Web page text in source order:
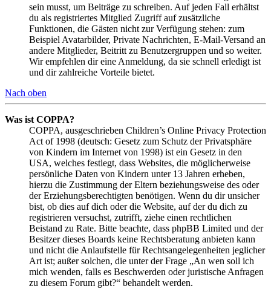
sein musst, um Beiträge zu schreiben. Auf jeden Fall erhältst
du als registriertes Mitglied Zugriff auf zusätzliche
Funktionen, die Gästen nicht zur Verfügung stehen: zum
Beispiel Avatarbilder, Private Nachrichten, E-Mail-Versand an
andere Mitglieder, Beitritt zu Benutzergruppen und so weiter.
Wir empfehlen dir eine Anmeldung, da sie schnell erledigt ist
und dir zahlreiche Vorteile bietet.
Nach oben
Was ist COPPA?
COPPA, ausgeschrieben Children’s Online Privacy Protection
Act of 1998 (deutsch: Gesetz zum Schutz der Privatsphäre
von Kindern im Internet von 1998) ist ein Gesetz in den
USA, welches festlegt, dass Websites, die möglicherweise
persönliche Daten von Kindern unter 13 Jahren erheben,
hierzu die Zustimmung der Eltern beziehungsweise des oder
der Erziehungsberechtigten benötigen. Wenn du dir unsicher
bist, ob dies auf dich oder die Website, auf der du dich zu
registrieren versuchst, zutrifft, ziehe einen rechtlichen
Beistand zu Rate. Bitte beachte, dass phpBB Limited und der
Besitzer dieses Boards keine Rechtsberatung anbieten kann
und nicht die Anlaufstelle für Rechtsangelegenheiten jeglicher
Art ist; außer solchen, die unter der Frage „An wen soll ich
mich wenden, falls es Beschwerden oder juristische Anfragen
zu diesem Forum gibt?“ behandelt werden.